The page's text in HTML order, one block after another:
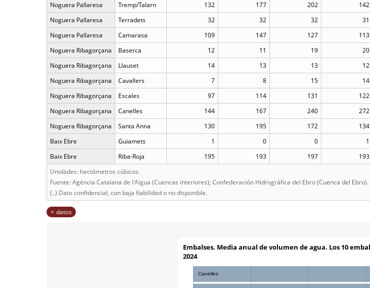
Noguera Pallaresa
Tremp/Talarn 132 177 202 142
Noguera Pallaresa
Terradets 32 32 32 31
Noguera Pallaresa
Camarasa 109 147 127 113
Noguera Ribagorçana
Baserca 12 11 19 20
Noguera Ribagorçana
Llauset 14 13 13 12
Noguera Ribagorçana
Cavallers 7 8 15 14
Noguera Ribagorçana
Escales 97 114 131 122
Noguera Ribagorçana
Canelles 144 167 240 272
Noguera Ribagorçana
Santa Anna 130 195 172 134
Baix Ebre
Guiamets 1 0 0 1
Baix Ebre
Riba-Roja 195 193 197 193
Unidades: hectómetros cúbicos.
Fuente: Agència Catalana de l'Aigua (Cuencas interiores); Confederación Hidrográfica del Ebro (Cuenca del Ebro).
(..) Dato confidencial, con baja fiabilidad o no disponible.
datos